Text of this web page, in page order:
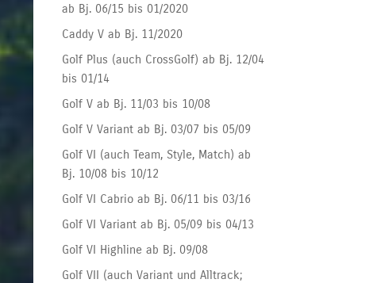
ab Bj. 06/15 bis 01/2020
Caddy V ab Bj. 11/2020
Golf Plus (auch CrossGolf) ab Bj. 12/04
bis 01/14
Golf V ab Bj. 11/03 bis 10/08
Golf V Variant ab Bj. 03/07 bis 05/09
Golf VI (auch Team, Style, Match) ab
Bj. 10/08 bis 10/12
Golf VI Cabrio ab Bj. 06/11 bis 03/16
Golf VI Variant ab Bj. 05/09 bis 04/13
Golf VI Highline ab Bj. 09/08
Golf VII (auch Variant und Alltrack;